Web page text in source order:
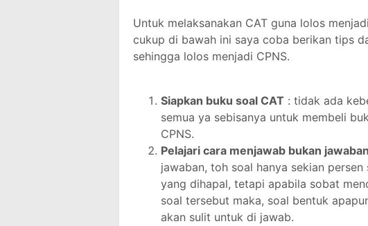
Untuk melaksanakan CAT guna lolos
cukup di bawah ini saya coba berikan tips
sehingga lolos menjadi CPNS.
Siapkan buku soal CAT : tidak ada
semua ya sebisanya untuk membeli
CPNS.
Pelajari cara menjawab bukan jawaban
jawaban, toh soal hanya sekian
yang dihapal, tetapi apabila sobat
soal tersebut maka, soal bentuk
akan sulit untuk di jawab.